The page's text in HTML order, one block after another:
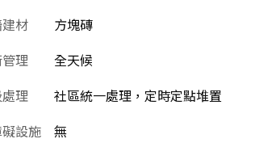
材
方塊磚
理
全天候
理
社區統一處理，定時定點堆置
設施
無